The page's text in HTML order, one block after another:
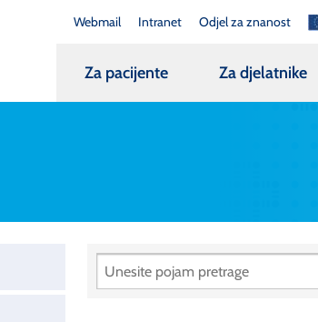
Webmail Intranet Odjel za znanost
Za pacijente Za djelatnike